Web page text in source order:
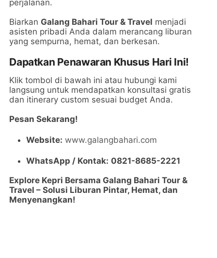
perjalanan.
Biarkan Galang Bahari Tour & Travel menjadi
asisten pribadi Anda dalam merancang liburan
yang sempurna, hemat, dan berkesan.
Dapatkan Penawaran Khusus Hari Ini!
Klik tombol di bawah ini atau hubungi kami
langsung untuk mendapatkan konsultasi gratis
dan itinerary custom sesuai budget Anda.
Pesan Sekarang!
Website: www.galangbahari.com
WhatsApp / Kontak: 0821-8685-2221
Explore Kepri Bersama Galang Bahari Tour &
Travel – Solusi Liburan Pintar, Hemat, dan
Menyenangkan!